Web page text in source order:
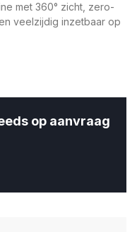
met 360° zicht, zero-
veelzijdig inzetbaar op
op aanvraag